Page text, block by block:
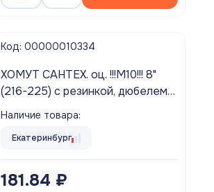
Код: 00000010334
ХОМУТ САНТЕХ. оц. !!!М10!!! 8"
(216-225) с резинкой, дюбелем и
Наличие товара:
Екатеринбург
181.84 ₽